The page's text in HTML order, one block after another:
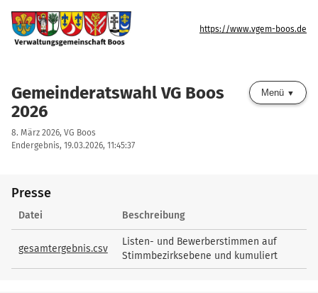
https://www.vgem-boos.de
Gemeinderatswahl VG Boos
2026
8. März 2026, VG Boos
Endergebnis, 19.03.2026, 11:45:37
Menü
Presse
Presse
Datei Beschreibung
gesamtergebnis.csv
Listen- und Bewerberstimmen auf
Stimmbezirksebene und kumuliert